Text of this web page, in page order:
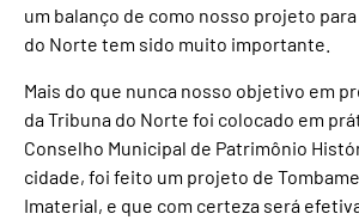
um balanço de como nosso projeto
do Norte tem sido muito importante.
Mais do que nunca nosso objetivo em
da Tribuna do Norte foi colocado em
Conselho Municipal de Patrimônio
cidade, foi feito um projeto de
Imaterial, e que com certeza será